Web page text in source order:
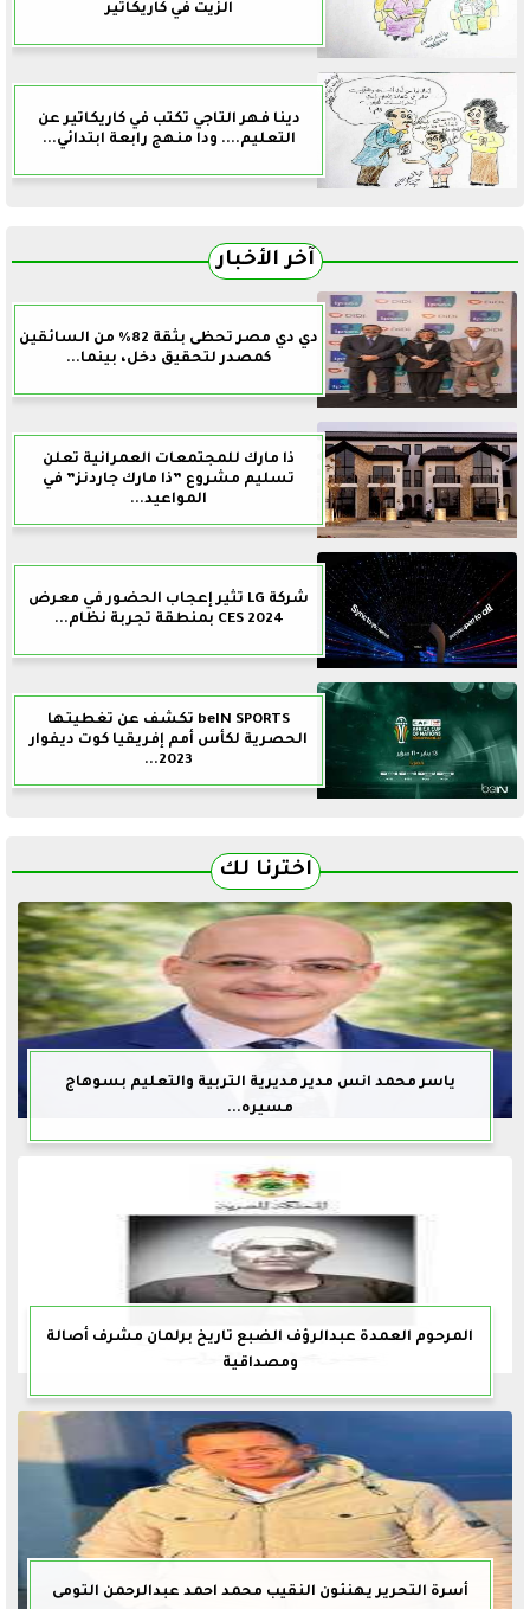
الزيت في كاريكاتير
دينا فهر التاجي تكتب في كاريكاتير عن
التعليم.... ودا منهج رابعة ابتدائي...
آخر الأخبار
دي دي مصر تحظى بثقة 82% من السائقين
كمصدر لتحقيق دخل، بينما...
ذا مارك للمجتمعات العمرانية تعلن
تسليم مشروع ”ذا مارك جاردنز” في
المواعيد...
شركة LG تثير إعجاب الحضور في معرض
CES 2024 بمنطقة تجربة نظام...
beIN SPORTS تكشف عن تغطيتها
الحصرية لكأس أمم إفريقيا كوت ديفوار
2023...
اخترنا لك
ياسر محمد انس مدير مديرية التربية والتعليم بسوهاج
مسيره...
المرحوم العمدة عبدالرؤف الضبع تاريخ برلمان مشرف أصالة
ومصداقية
أسرة التحرير يهنئون النقيب محمد احمد عبدالرحمن التومى